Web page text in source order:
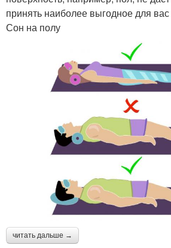
принять наиболее выгодное для
Сон на полу
читать дальше →